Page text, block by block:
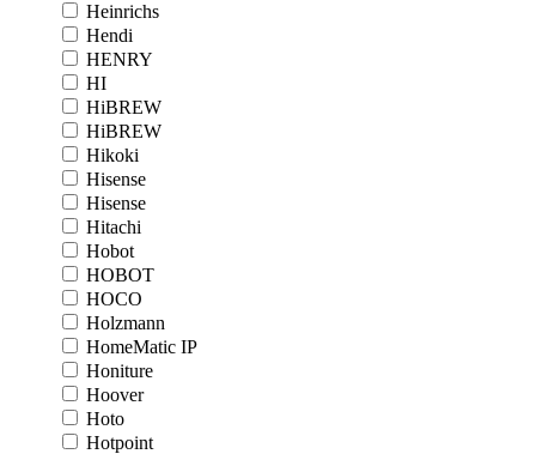
Heinrichs
Hendi
HENRY
HI
HiBREW
HiBREW
Hikoki
Hisense
Hisense
Hitachi
Hobot
HOBOT
HOCO
Holzmann
HomeMatic IP
Honiture
Hoover
Hoto
Hotpoint